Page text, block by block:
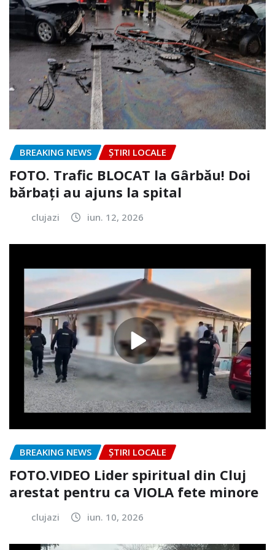
BREAKING NEWS ȘTIRI LOCALE
FOTO. Trafic BLOCAT la Gârbău! Doi
bărbați au ajuns la spital
clujazi iun. 12, 2026
BREAKING NEWS ȘTIRI LOCALE
FOTO.VIDEO Lider spiritual din Cluj
arestat pentru ca VIOLA fete minore
clujazi iun. 10, 2026